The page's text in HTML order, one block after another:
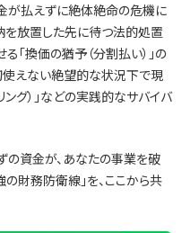
が払えずに絶体絶命の危機に
を放置した先に待つ法的処置
「換価の猶予（分割払い）」の
使えない絶望的な状況下で現
グ）」などの実践的なサバイバ
の資金が、あなたの事業を破
財務防衛線」を、ここから共